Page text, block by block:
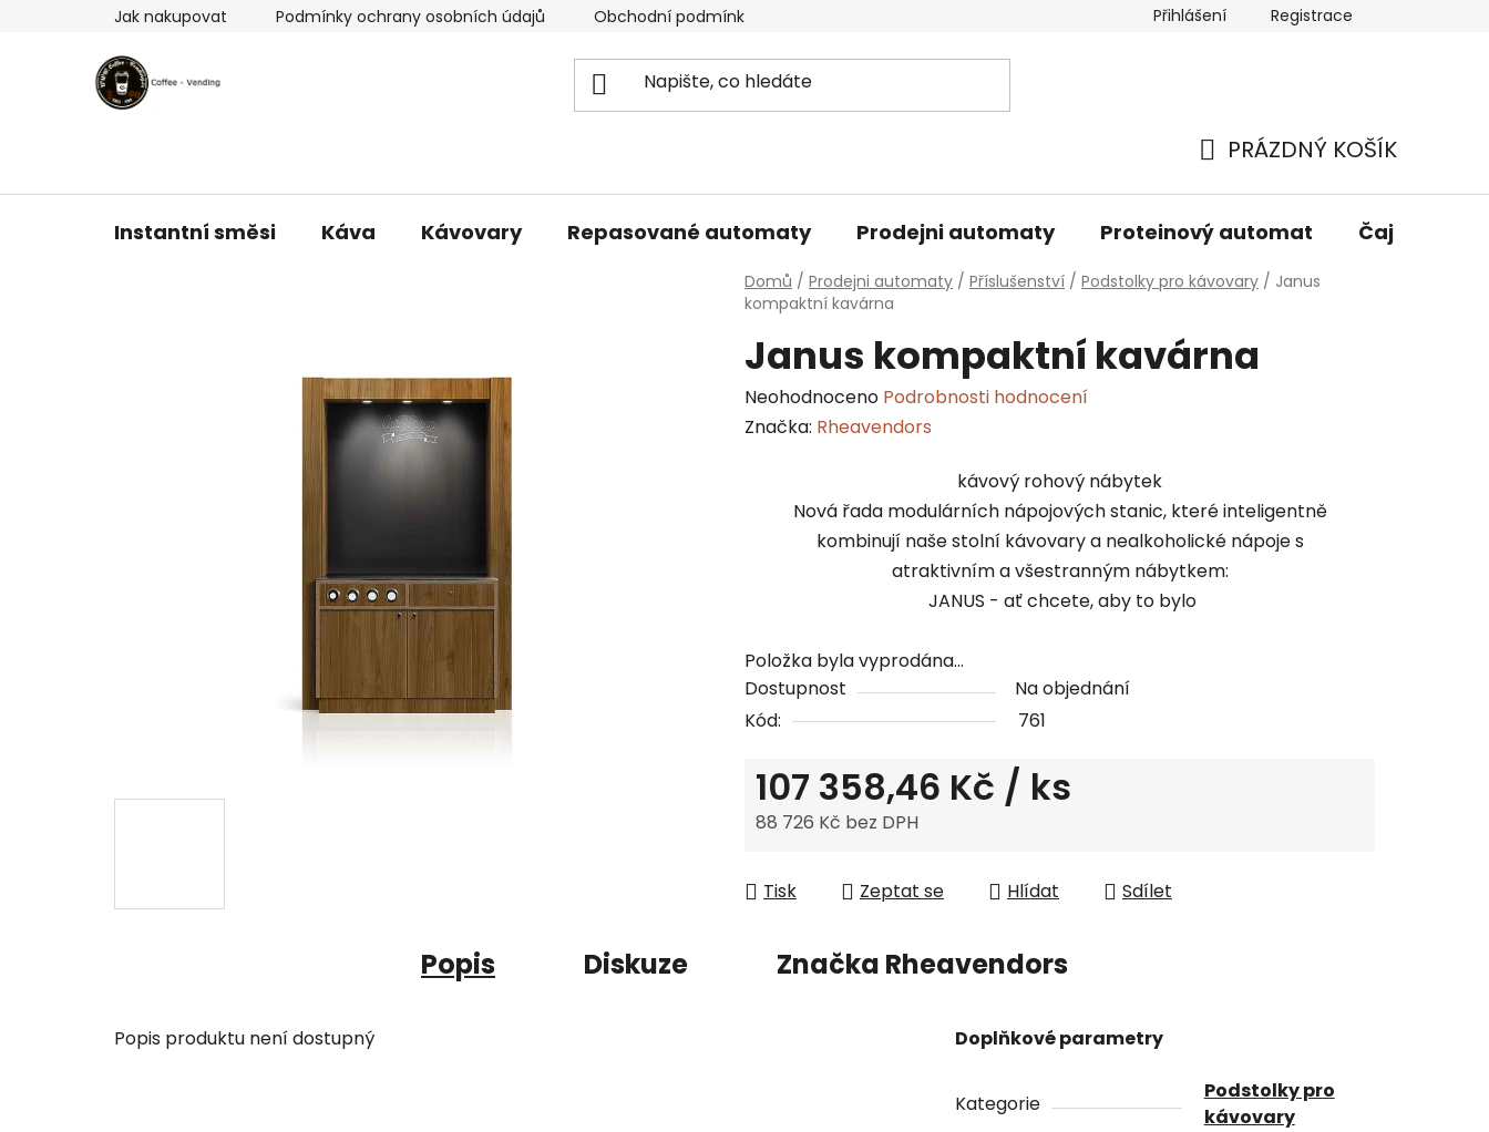
Jak nakupovat Podmínky ochrany osobních údajů Obchodní podmínky Přihlášení Registrace
KOŠÍK
PRÁZDNÝ KOŠÍK
Instantní směsi Káva Kávovary Repasované automaty Prodejni automaty Proteinový automat Čaj
Domů / Prodejni automaty / Příslušenství / Podstolky pro kávovary / Janus
kompaktní kavárna
Janus kompaktní kavárna
Průměrné
hodnocení
Neohodnoceno Podrobnosti hodnocení
Značka: Rheavendors
kávový rohový nábytek
Nová řada modulárních nápojových stanic, které inteligentně
kombinují naše stolní kávovary a nealkoholické nápoje s
atraktivním a všestranným nábytkem:
JANUS - ať chcete, aby to bylo
Položka byla vyprodána…
Dostupnost
Na objednání
Kód:
761
107 358,46 Kč / ks
88 726 Kč bez DPH
Tisk
Zeptat se Hlídat Sdílet
Popis Diskuze Značka Rheavendors
Popis produktu není dostupný Doplňkové parametry
Kategorie
Podstolky pro
kávovary